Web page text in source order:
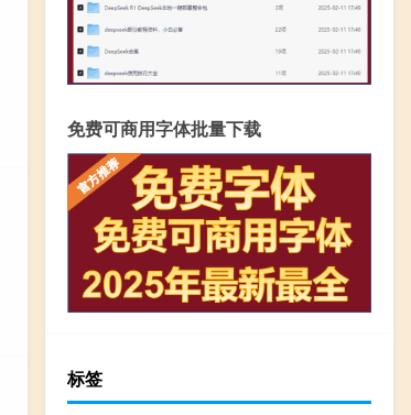
免费可商用字体批量下载
标签